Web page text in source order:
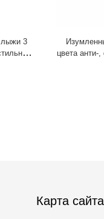
лыжи 3
цвета анти-
Карта сайта